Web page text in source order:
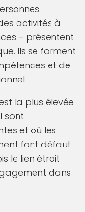
activités à
– présentent
Ils se forment
et de
la plus élevée
sont
et où les
font défaut.
le lien étroit
dans